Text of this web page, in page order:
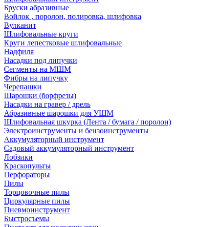
Бруски абразивные
Войлок , поролон, полировка, шлифовка
Вулканит
Шлифовальные круги
Круги лепестковые шлифовальные
Надфиля
Насадки под липучки
Сегменты на МШМ
Фибры на липучку
Черепашки
Шарошки (борфрезы)
Насадки на гравер / дрель
Абразивные шарошки для УШМ
Шлифовальная шкурка (Лента / бумага / поролон)
Электроинструменты и бензоинструменты
Аккумуляторный инструмент
Садовый аккумуляторный инструмент
Лобзики
Краскопульты
Перфораторы
Пилы
Торцовочные пилы
Циркулярные пилы
Пневмоинструмент
Быстросъемы